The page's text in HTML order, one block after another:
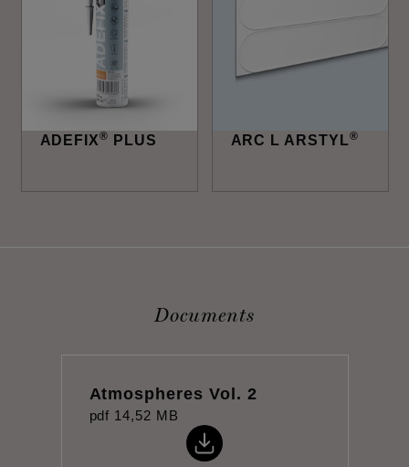
ADEFIX® PLUS ARC L ARSTYL®
Documents
Atmospheres Vol. 2
pdf 14,52 MB